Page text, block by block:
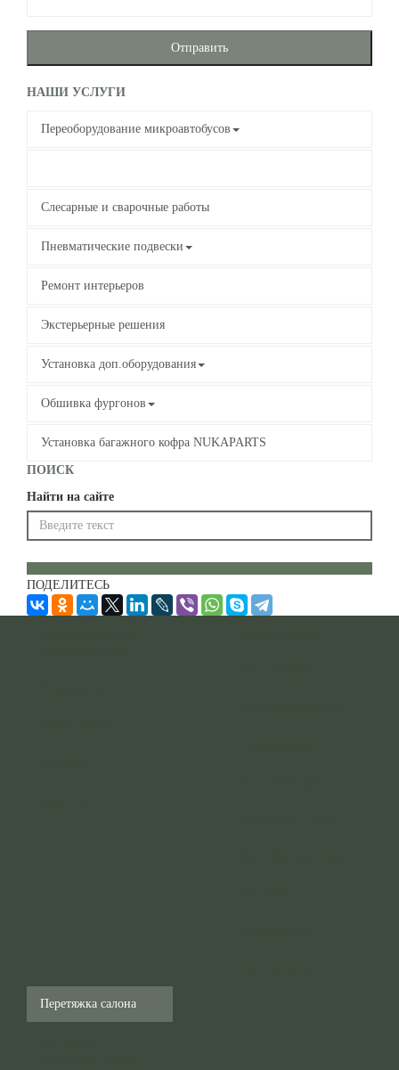
Отправить
НАШИ УСЛУГИ
Переоборудование микроавтобусов
Слесарные и сварочные работы
Пневматические подвески
Ремонт интерьеров
Экстерьерные решения
Установка доп.оборудования
Обшивка фургонов
Установка багажного кофра NUKAPARTS
ПОИСК
Найти на сайте
ПОДЕЛИТЕСЬ
Перетяжка салона